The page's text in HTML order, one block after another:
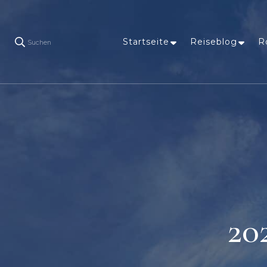
Suchen Startseite Reiseblog